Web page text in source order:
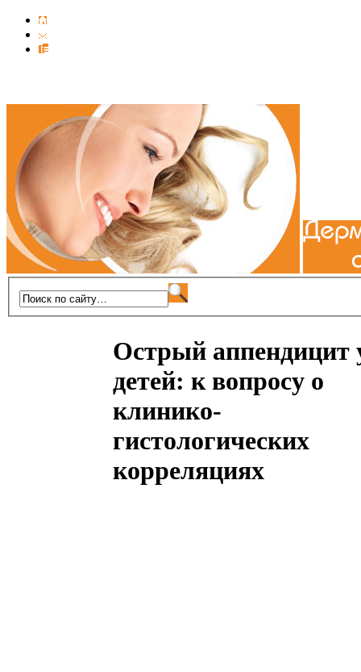
Острый аппендицит
детей: к вопросу о
клинико-
гистологических
корреляциях